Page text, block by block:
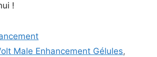
!
Male Enhancement Gélules,